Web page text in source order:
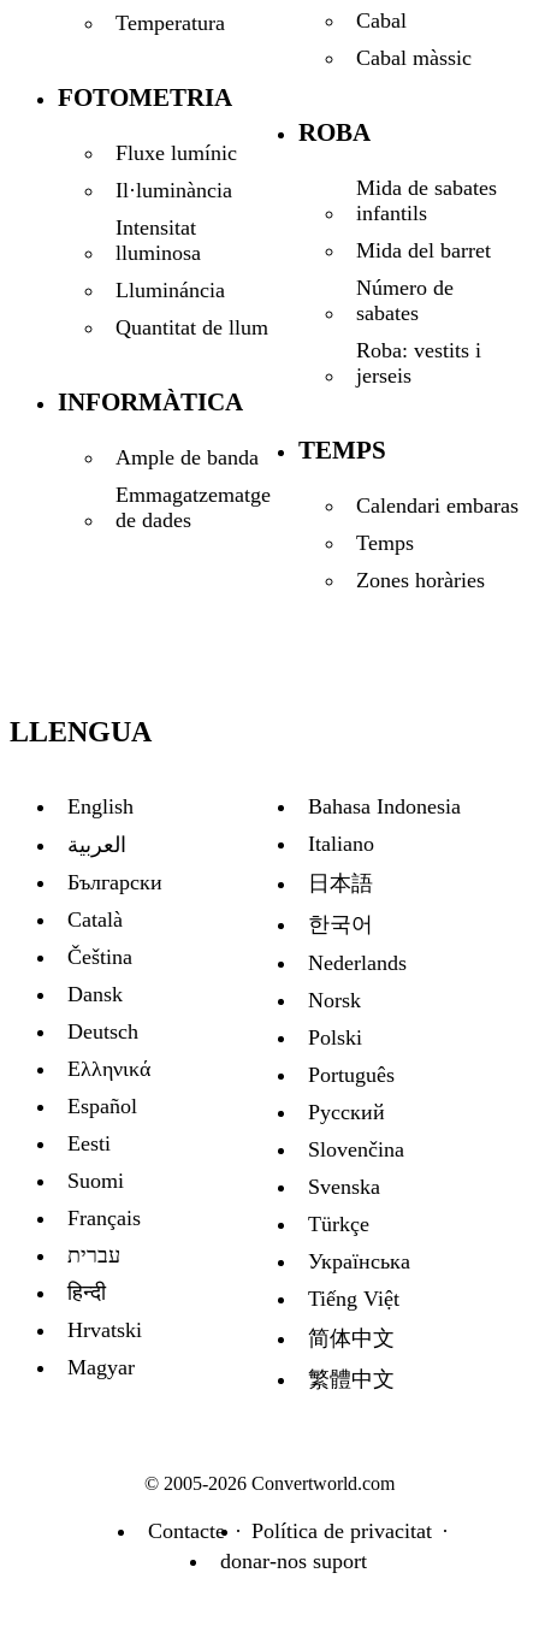
Temperatura
FOTOMETRIA
Fluxe lumínic
Il·luminància
Intensitat
lluminosa
Llumináncia
Quantitat de llum
INFORMÀTICA
Ample de banda
Emmagatzematge
de dades
Cabal
Cabal màssic
ROBA
Mida de sabates
infantils
Mida del barret
Número de
sabates
Roba: vestits i
jerseis
TEMPS
Calendari embaras
Temps
Zones horàries
LLENGUA
English
العربية
Български
Català
Čeština
Dansk
Deutsch
Ελληνικά
Español
Eesti
Suomi
Français
עברית
हिन्दी
Hrvatski
Magyar
Bahasa Indonesia
Italiano
日本語
한국어
Nederlands
Norsk
Polski
Português
Русский
Slovenčina
Svenska
Türkçe
Украïнська
Tiếng Việt
简体中文
繁體中文
© 2005-2026 Convertworld.com
Contacte
Política de privacitat
donar-nos suport